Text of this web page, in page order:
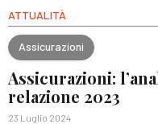
ATTUALITÀ
Assicurazioni
Assicurazioni:
relazione 2023
23 Luglio 2024